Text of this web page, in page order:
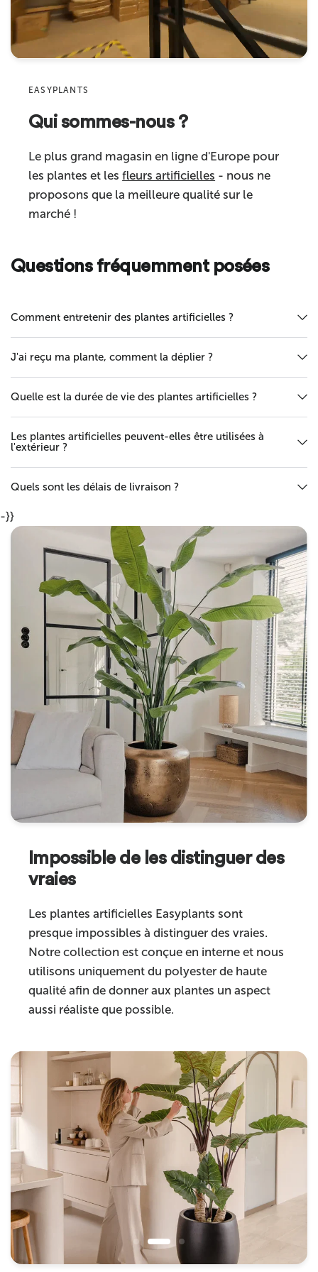
Caractéristiques haute qualité
Convient pour intérieur
"Catégorie de produit
E-mail
Produit
EASYPLANTS
Qui sommes-nous ?
Le plus grand magasin en ligne d'Europe pour
les plantes et lesfleurs artificielles - nous ne
proposons que la meilleure qualité sur le
marché !
Questions fréquemment posées
Comment entretenir des plantes artificielles ?
J'ai reçu ma plante, comment la déplier ?
Quelle est la durée de vie des plantes artificielles ?
Les plantes artificielles peuvent-elles être utilisées à
l'extérieur ?
Quels sont les délais de livraison ?
-}}
Impossible de les distinguer des
vraies
Les plantes artificielles Easyplants sont
presque impossibles à distinguer des vraies.
Notre collection est conçue en interne et nous
utilisons uniquement du polyester de haute
qualité afin de donner aux plantes un aspect
aussi réaliste que possible.